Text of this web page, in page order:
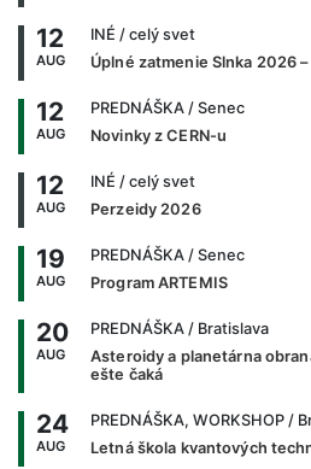
12
AUG
INÉ / celý svet
Úplné zatmenie Slnka 2026
12
AUG
PREDNÁŠKA / Senec
Novinky z CERN-u
12
AUG
INÉ / celý svet
Perzeidy 2026
19
AUG
PREDNÁŠKA / Senec
Program ARTEMIS
20
AUG
PREDNÁŠKA / Bratislava
Asteroidy a planetárna
ešte čaká
24
AUG
PREDNÁŠKA, WORKSHOP /
Letná škola kvantových